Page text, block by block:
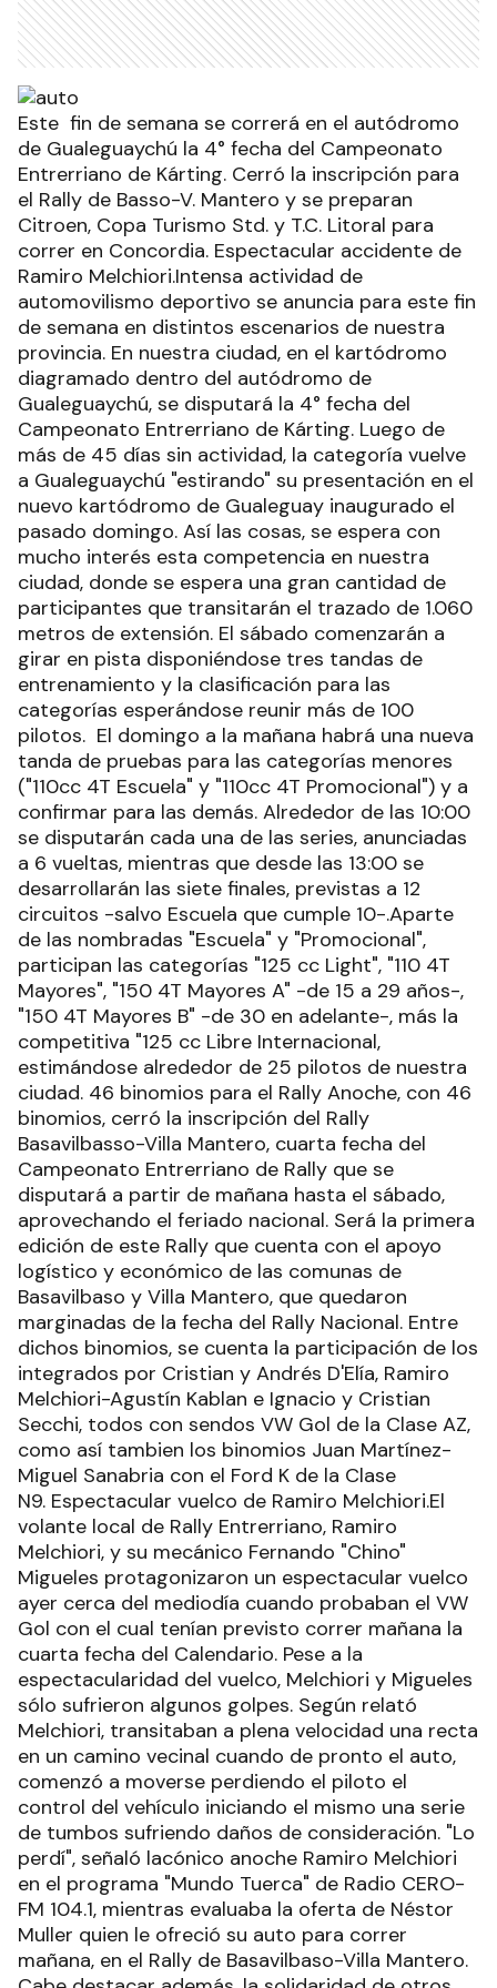
Este fin de semana se correrá en el autódromo
de Gualeguaychú la 4° fecha del Campeonato
Entrerriano de Kárting. Cerró la inscripción para
el Rally de Basso-V. Mantero y se preparan
Citroen, Copa Turismo Std. y T.C. Litoral para
correr en Concordia. Espectacular accidente de
Ramiro Melchiori.Intensa actividad de
automovilismo deportivo se anuncia para este fin
de semana en distintos escenarios de nuestra
provincia. En nuestra ciudad, en el kartódromo
diagramado dentro del autódromo de
Gualeguaychú, se disputará la 4° fecha del
Campeonato Entrerriano de Kárting. Luego de
más de 45 días sin actividad, la categoría vuelve
a Gualeguaychú "estirando" su presentación en el
nuevo kartódromo de Gualeguay inaugurado el
pasado domingo. Así las cosas, se espera con
mucho interés esta competencia en nuestra
ciudad, donde se espera una gran cantidad de
participantes que transitarán el trazado de 1.060
metros de extensión. El sábado comenzarán a
girar en pista disponiéndose tres tandas de
entrenamiento y la clasificación para las
categorías esperándose reunir más de 100
pilotos. El domingo a la mañana habrá una nueva
tanda de pruebas para las categorías menores
("110cc 4T Escuela" y "110cc 4T Promocional") y a
confirmar para las demás. Alrededor de las 10:00
se disputarán cada una de las series, anunciadas
a 6 vueltas, mientras que desde las 13:00 se
desarrollarán las siete finales, previstas a 12
circuitos -salvo Escuela que cumple 10-.Aparte
de las nombradas "Escuela" y "Promocional",
participan las categorías "125 cc Light", "110 4T
Mayores", "150 4T Mayores A" -de 15 a 29 años-,
"150 4T Mayores B" -de 30 en adelante-, más la
competitiva "125 cc Libre Internacional,
estimándose alrededor de 25 pilotos de nuestra
ciudad. 46 binomios para el Rally Anoche, con 46
binomios, cerró la inscripción del Rally
Basavilbasso-Villa Mantero, cuarta fecha del
Campeonato Entrerriano de Rally que se
disputará a partir de mañana hasta el sábado,
aprovechando el feriado nacional. Será la primera
edición de este Rally que cuenta con el apoyo
logístico y económico de las comunas de
Basavilbaso y Villa Mantero, que quedaron
marginadas de la fecha del Rally Nacional. Entre
dichos binomios, se cuenta la participación de los
integrados por Cristian y Andrés D'Elía, Ramiro
Melchiori-Agustín Kablan e Ignacio y Cristian
Secchi, todos con sendos VW Gol de la Clase AZ,
como así tambien los binomios Juan Martínez-
Miguel Sanabria con el Ford K de la Clase
N9. Espectacular vuelco de Ramiro Melchiori.El
volante local de Rally Entrerriano, Ramiro
Melchiori, y su mecánico Fernando "Chino"
Migueles protagonizaron un espectacular vuelco
ayer cerca del mediodía cuando probaban el VW
Gol con el cual tenían previsto correr mañana la
cuarta fecha del Calendario. Pese a la
espectacularidad del vuelco, Melchiori y Migueles
sólo sufrieron algunos golpes. Según relató
Melchiori, transitaban a plena velocidad una recta
en un camino vecinal cuando de pronto el auto,
comenzó a moverse perdiendo el piloto el
control del vehículo iniciando el mismo una serie
de tumbos sufriendo daños de consideración. "Lo
perdí", señaló lacónico anoche Ramiro Melchiori
en el programa "Mundo Tuerca" de Radio CERO-
FM 104.1, mientras evaluaba la oferta de Néstor
Muller quien le ofreció su auto para correr
mañana, en el Rally de Basavilbaso-Villa Mantero.